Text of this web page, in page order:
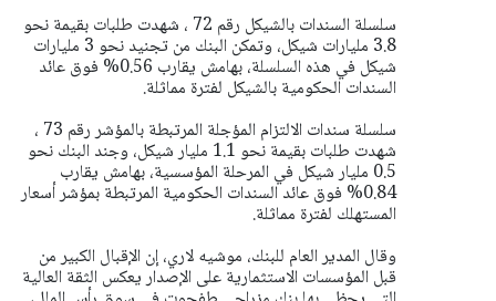
سلسلة السندات بالشيكل رقم 72 ، شهدت طلبات بقيمة نحو
3.8 مليارات شيكل، وتمكن البنك من تجنيد نحو 3 مليارات
شيكل في هذه السلسلة، بهامش يقارب 0.56% فوق عائد
السندات الحكومية بالشيكل لفترة مماثلة.
سلسلة سندات الالتزام المؤجلة المرتبطة بالمؤشر رقم 73 ،
شهدت طلبات بقيمة نحو 1.1 مليار شيكل، وجند البنك نحو
0.5 مليار شيكل في المرحلة المؤسسية، بهامش يقارب
0.84% فوق عائد السندات الحكومية المرتبطة بمؤشر أسعار
المستهلك لفترة مماثلة.
وقال المدير العام للبنك، موشيه لاري، إن الإقبال الكبير من
قبل المؤسسات الاستثمارية على الإصدار يعكس الثقة العالية